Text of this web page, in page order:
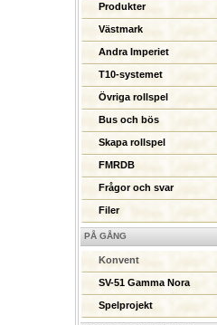
Produkter
Västmark
Andra Imperiet
T10-systemet
Övriga rollspel
Bus och bös
Skapa rollspel
FMRDB
Frågor och svar
Filer
PÅ GÅNG
Konvent
SV-51 Gamma Nora
Spelprojekt